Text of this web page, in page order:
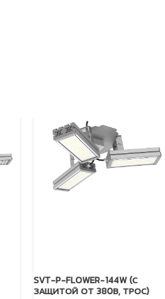
SVT-P-FLOWER-144W (С
ЗАЩИТОЙ ОТ 380В, ТРОС)